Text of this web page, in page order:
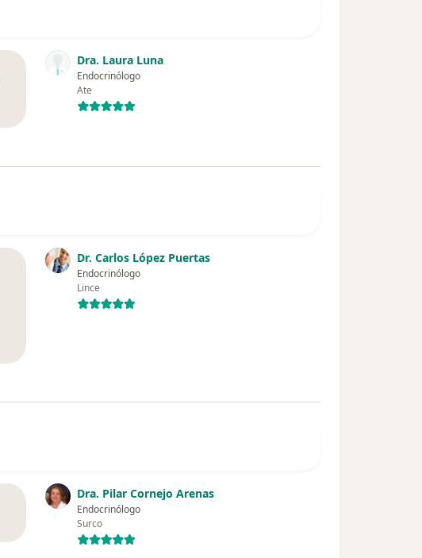
Dra. Laura Luna
Endocrinólogo
Ate
Dr. Carlos López Puertas
Endocrinólogo
Lince
Dra. Pilar Cornejo Arenas
Endocrinólogo
Surco